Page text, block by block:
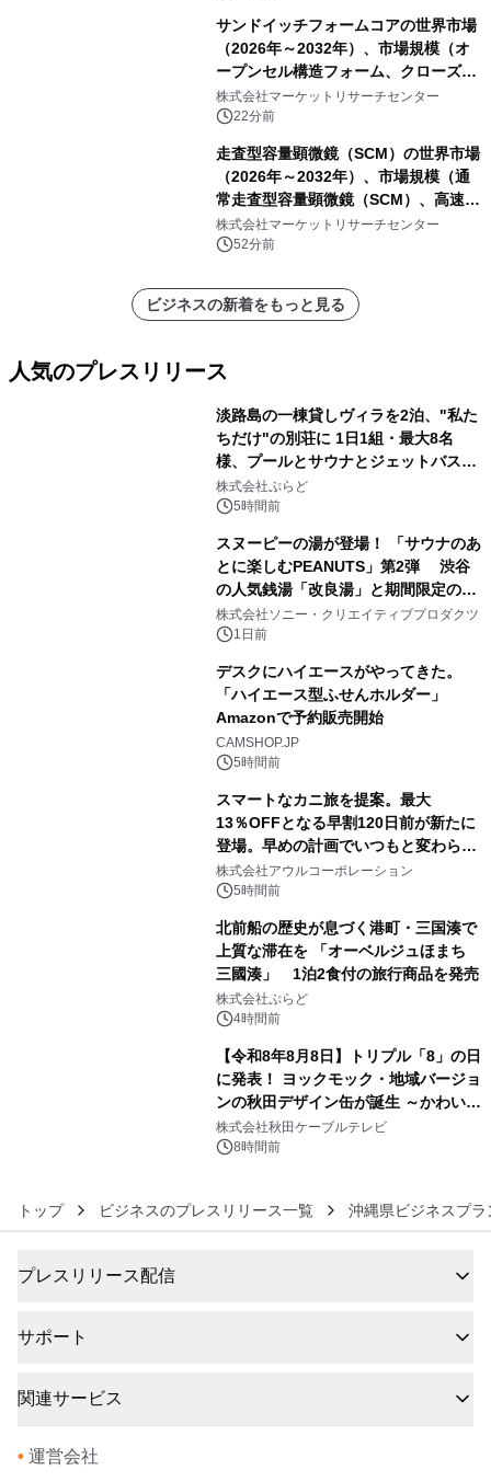
サンドイッチフォームコアの世界市場
（2026年～2032年）、市場規模（オ
ープンセル構造フォーム、クローズド
セル構造フォーム）・分析レポートを
発表
株式会社マーケットリサーチセンター
22分前
走査型容量顕微鏡（SCM）の世界市場
（2026年～2032年）、市場規模（通
常走査型容量顕微鏡（SCM）、高速走
査型容量顕微鏡（SCM））・分析レポ
ートを発表
株式会社マーケットリサーチセンター
52分前
ビジネスの新着をもっと見る
人気のプレスリリース
淡路島の一棟貸しヴィラを2泊、"私た
ちだけ"の別荘に 1日1組・最大8名
様、プールとサウナとジェットバス付
きで Villa Mon Temps AWAJIの連泊
素泊りプラン
株式会社ぷらど
5時間前
スヌーピーの湯が登場！ 「サウナのあ
とに楽しむPEANUTS」第2弾 渋谷
の人気銭湯「改良湯」と期間限定のコ
ラボレーション サウナイキタイコラ
ボグッズも発売決定！
株式会社ソニー・クリエイティブプロダクツ
1日前
デスクにハイエースがやってきた。
「ハイエース型ふせんホルダー」
Amazonで予約販売開始
CAMSHOP.JP
5時間前
スマートなカニ旅を提案。最大
13％OFFとなる早割120日前が新たに
登場。早めの計画でいつもと変わらぬ
大人の冬旅を。ー夕日ヶ浦温泉「佳松
苑 別邸ふうか」ー
株式会社アウルコーポレーション
5時間前
北前船の歴史が息づく港町・三国湊で
上質な滞在を 「オーベルジュほまち
三國湊」 1泊2食付の旅行商品を発売
株式会社ぷらど
4時間前
【令和8年8月8日】トリプル「8」の日
に発表！ ヨックモック・地域バージョ
ンの秋田デザイン缶が誕生 ～かわいい
秋田犬の子犬と秋田の四季と名所を巡
るパッケージ～ 9月1日(火)秋田県内で
株式会社秋田ケーブルテレビ
8時間前
トップ ビジネスのプレスリリース一覧 沖縄県ビジネスプ
プレスリリース配信
サポート
関連サービス
• 運営会社